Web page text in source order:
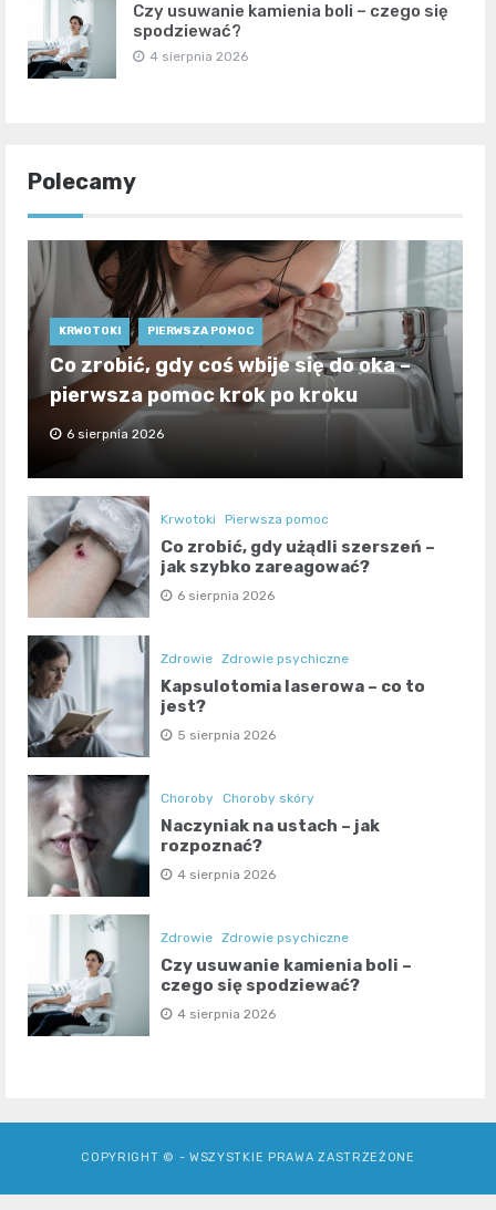
Czy usuwanie kamienia boli – czego się
spodziewać?
4 sierpnia 2026
Polecamy
KRWOTOKI PIERWSZA POMOC
Co zrobić, gdy coś wbije się do oka –
pierwsza pomoc krok po kroku
6 sierpnia 2026
Krwotoki Pierwsza pomoc
Co zrobić, gdy użądli szerszeń –
jak szybko zareagować?
6 sierpnia 2026
Zdrowie Zdrowie psychiczne
Kapsulotomia laserowa – co to
jest?
5 sierpnia 2026
Choroby Choroby skóry
Naczyniak na ustach – jak
rozpoznać?
4 sierpnia 2026
Zdrowie Zdrowie psychiczne
Czy usuwanie kamienia boli –
czego się spodziewać?
4 sierpnia 2026
COPYRIGHT © - WSZYSTKIE PRAWA ZASTRZEŻONE